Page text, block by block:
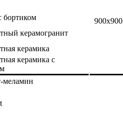
бортиком
керамогранит
керамика
керамика с
меламин